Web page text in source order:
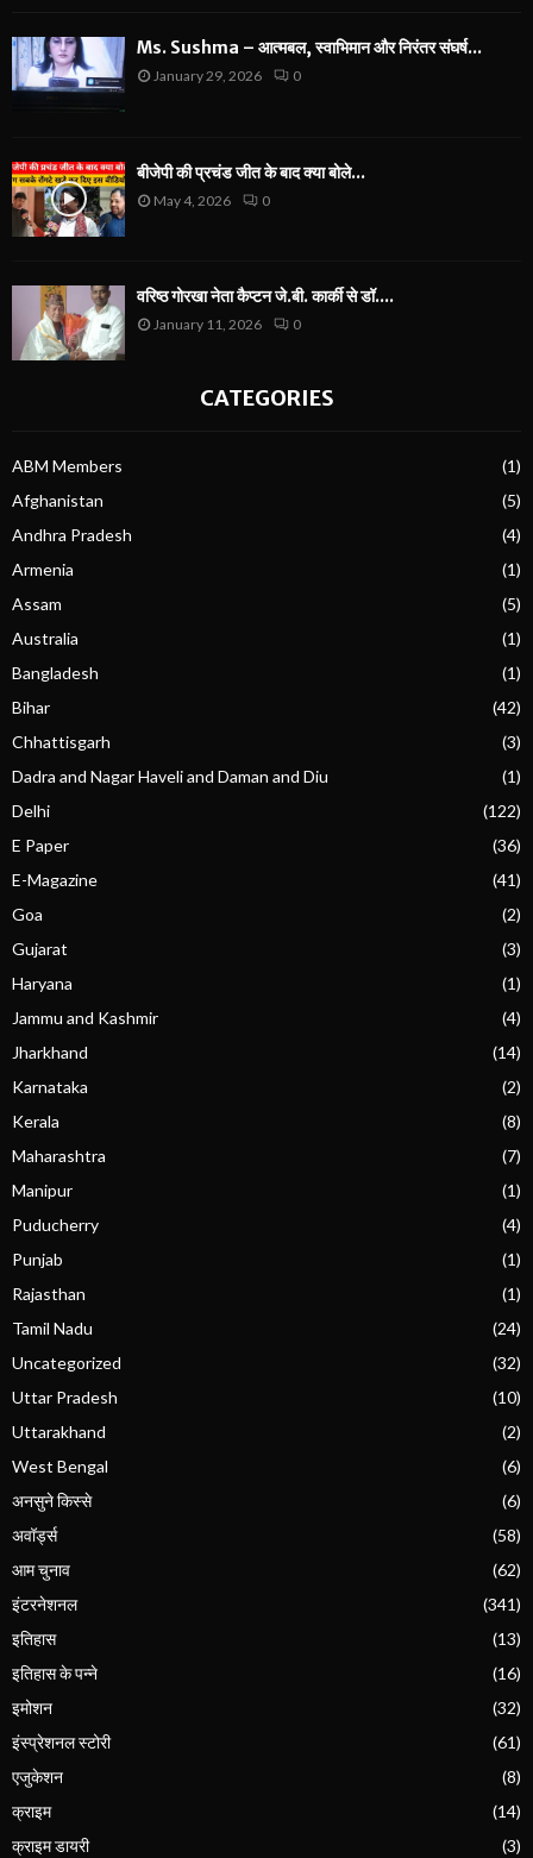
Ms. Sushma – आत्मबल, स्वाभिमान और निरंतर संघर्ष...
January 29, 2026 0
बीजेपी की प्रचंड जीत के बाद क्या बोले...
May 4, 2026 0
वरिष्ठ गोरखा नेता कैप्टन जे.बी. कार्की से डॉ....
January 11, 2026 0
CATEGORIES
ABM Members
(1)
Afghanistan
(5)
Andhra Pradesh
(4)
Armenia
(1)
Assam
(5)
Australia
(1)
Bangladesh
(1)
Bihar
(42)
Chhattisgarh
(3)
Dadra and Nagar Haveli and Daman and Diu
(1)
Delhi
(122)
E Paper
(36)
E-Magazine
(41)
Goa
(2)
Gujarat
(3)
Haryana
(1)
Jammu and Kashmir
(4)
Jharkhand
(14)
Karnataka
(2)
Kerala
(8)
Maharashtra
(7)
Manipur
(1)
Puducherry
(4)
Punjab
(1)
Rajasthan
(1)
Tamil Nadu
(24)
Uncategorized
(32)
Uttar Pradesh
(10)
Uttarakhand
(2)
West Bengal
(6)
अनसुने किस्से
(6)
अवॉर्ड्स
(58)
आम चुनाव
(62)
इंटरनेशनल
(341)
इतिहास
(13)
इतिहास के पन्ने
(16)
इमोशन
(32)
इंस्प्रेशनल स्टोरी
(61)
एजुकेशन
(8)
क्राइम
(14)
क्राइम डायरी
(3)